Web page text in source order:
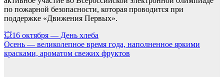
по пожарной безопасности, которая проводится при
поддержке «Движения Первых».
Навигация
по
💥16 октября — День хлеба
Осень — великолепное время года, наполненное яркими
красками, ароматом свежих фруктов